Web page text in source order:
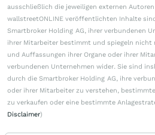
ausschließlich die jeweiligen externen
wallstreetONLINE veröffentlichten Inhalte
Smartbroker Holding AG, ihrer verbundenen
ihrer Mitarbeiter bestimmt und spiegeln nicht
und Auffassungen ihrer Organe oder ihrer
verbundenen Unternehmen wider. Sie sind
durch die Smartbroker Holding AG, ihre
oder ihrer Mitarbeiter zu verstehen,
zu verkaufen oder eine bestimmte
Disclaimer)